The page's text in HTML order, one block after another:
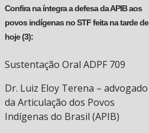
Confira na íntegra a defesa da APIB aos
povos indígenas no STF feita na tarde de
hoje (3):
Sustentação Oral ADPF 709
Dr. Luiz Eloy Terena – advogado
da Articulação dos Povos
Indígenas do Brasil (APIB)